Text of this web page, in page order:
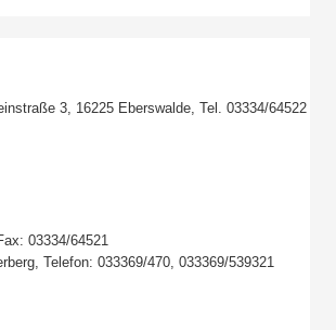
3, 16225 Eberswalde, Tel. 03334/64522
03334/64521
Telefon: 033369/470, 033369/539321